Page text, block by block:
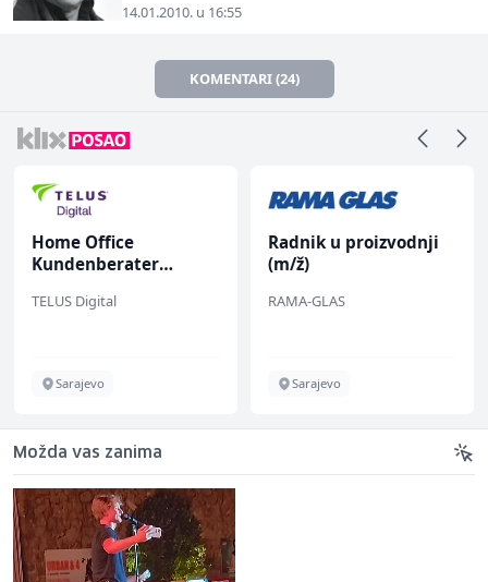
14.01.2010. u 16:55
KOMENTARI (24)
Radnik u proizvodnji
Možda vas zanima